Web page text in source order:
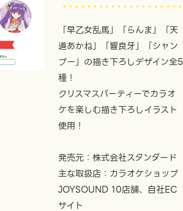
「早乙女乱馬」「らんま」「天
道あかね」「響良牙」「シャン
プー」の描き下ろしデザイン全5
種！
クリスマスパーティーでカラオ
ケを楽しむ描き下ろしイラスト
使用！
発売元：株式会社スタンダード
主な取扱店：カラオケショップ
JOYSOUND 10店舗、自社EC
サイト